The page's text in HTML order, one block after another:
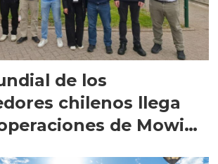
de los
chilenos llega
de Mowi